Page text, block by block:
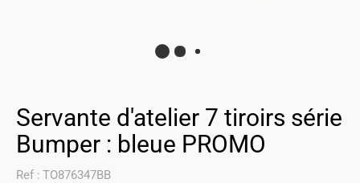
Servante d'atelier 7 tiroirs série
Bumper : bleue PROMO
Ref : TO876347BB